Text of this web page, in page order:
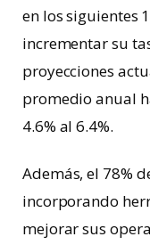
en los siguientes
incrementar su
proyecciones
promedio anual
4.6% al 6.4%.
Además, el 78%
incorporando
mejorar sus